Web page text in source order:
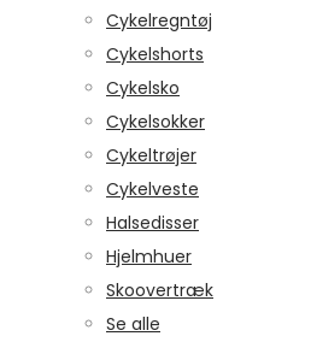
Cykelregntøj
Cykelshorts
Cykelsko
Cykelsokker
Cykeltrøjer
Cykelveste
Halsedisser
Hjelmhuer
Skoovertræk
Se alle